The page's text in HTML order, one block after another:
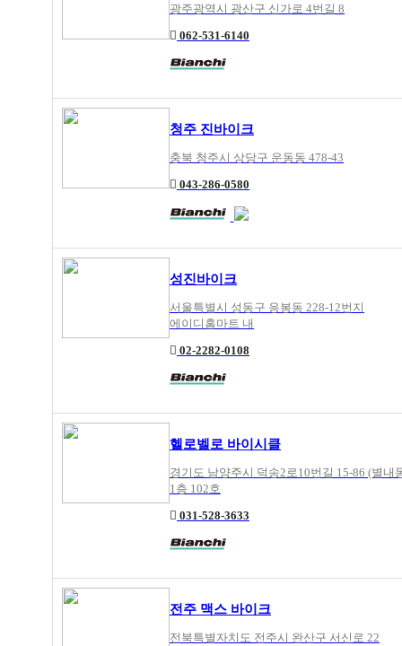
광주광역시 광산구 신가로 4번길 8
062-531-6140
청주 진바이크
충북 청주시 상당구 운동동 478-43
043-286-0580
성진바이크
서울특별시 성동구 응봉동 228-12번지
에이디홈마트 내
02-2282-0108
헬로벨로 바이시클
경기도 남양주시 덕송2로10번길 15-86 (별내
1층 102호
031-528-3633
전주 맥스 바이크
전북특별자치도 전주시 완산구 서신로 22